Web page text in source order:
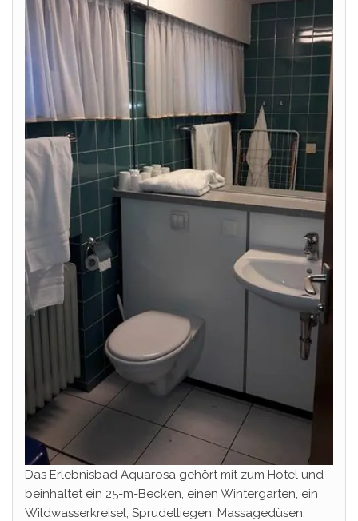
Das Erlebnisbad Aquarosa gehört mit zum Hotel und
beinhaltet ein 25-m-Becken, einen Wintergarten, ein
Wildwasserkreisel, Sprudelliegen, Massagedüsen,